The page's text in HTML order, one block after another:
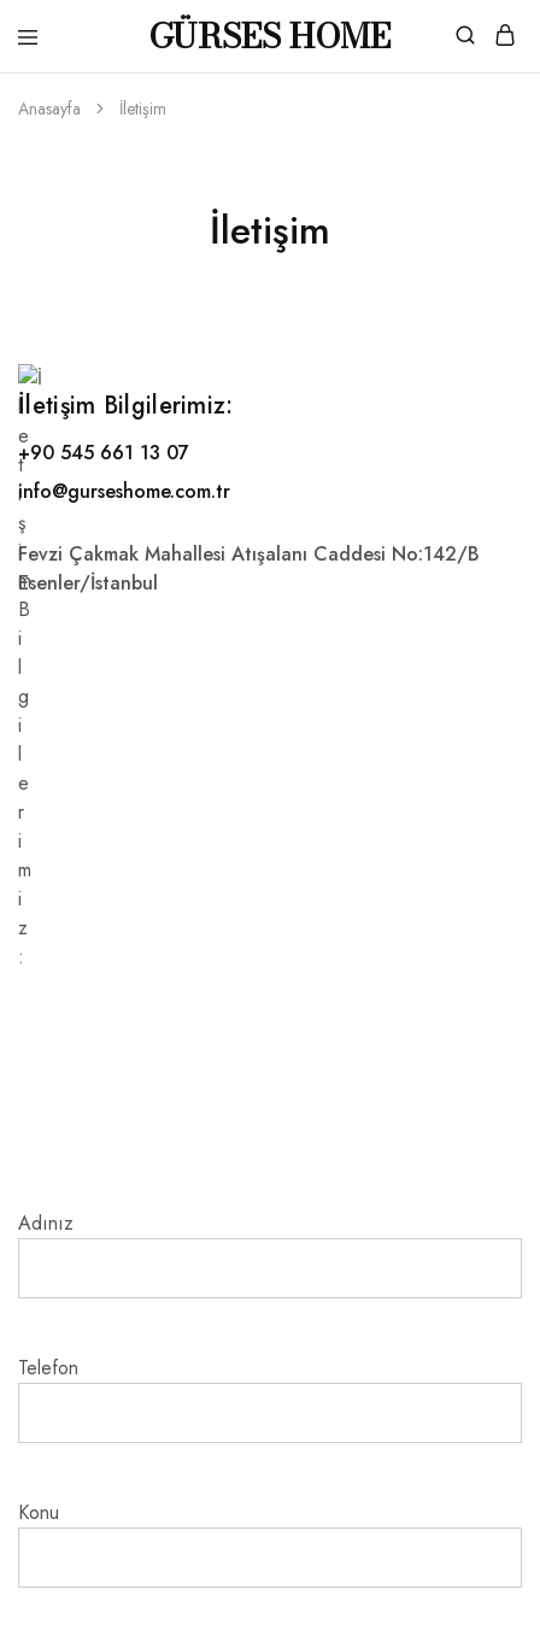
GÜRSES HOME
Gürses
Ahşaba
her
şey…
Anasayfa İletişim
İletişim
İletişim Bilgilerimiz:
+90 545 661 13 07
info@gurseshome.com.tr
Fevzi Çakmak Mahallesi Atışalanı Caddesi No:142/B
Esenler/İstanbul
Adınız
Telefon
Konu